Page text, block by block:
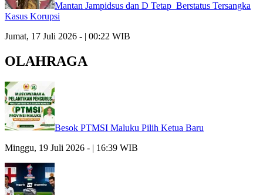
Mantan Jampidsus dan D Tetap Berstatus Tersangka
Kasus Korupsi
Jumat, 17 Juli 2026 - | 00:22 WIB
OLAHRAGA
Besok PTMSI Maluku Pilih Ketua Baru
Minggu, 19 Juli 2026 - | 16:39 WIB